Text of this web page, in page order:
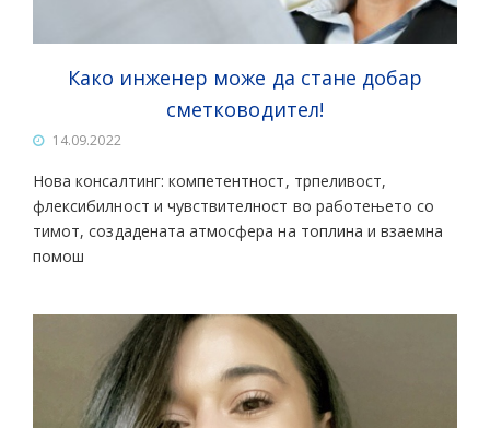
Како инженер може да стане добар
сметководител!
14.09.2022
Нова консалтинг: компетентност, трпеливост,
флексибилност и чувствителност во работењето со
тимот, создадената атмосфера на топлина и взаемна
помош